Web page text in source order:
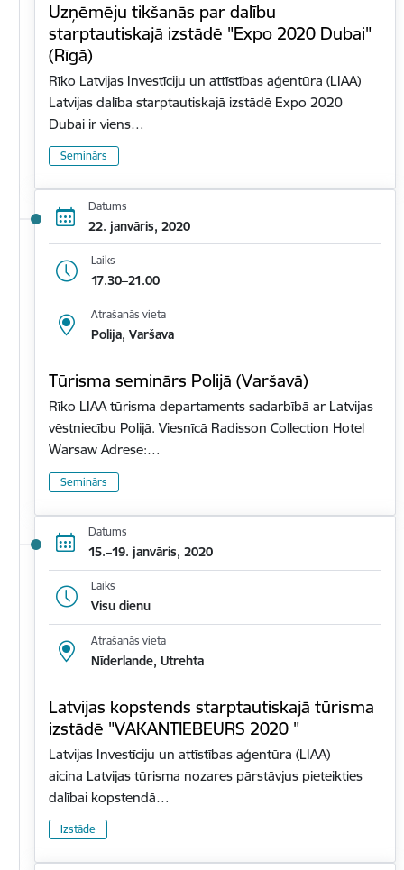
Uzņēmēju tikšanās par dalību
starptautiskajā izstādē "Expo 2020 Dubai"
(Rīgā)
Rīko Latvijas Investīciju un attīstības aģentūra (LIAA)
Latvijas dalība starptautiskajā izstādē Expo 2020
Dubai ir viens…
Seminārs
Datums
22. janvāris, 2020
Laiks
17.30–21.00
Atrašanās vieta
Polija, Varšava
Tūrisma seminārs Polijā (Varšavā)
Rīko LIAA tūrisma departaments sadarbībā ar Latvijas
vēstniecību Polijā. Viesnīcā Radisson Collection Hotel
Warsaw Adrese:…
Seminārs
Datums
15.–19. janvāris, 2020
Laiks
Visu dienu
Atrašanās vieta
Nīderlande, Utrehta
Latvijas kopstends starptautiskajā tūrisma
izstādē "VAKANTIEBEURS 2020 "
Latvijas Investīciju un attīstības aģentūra (LIAA)
aicina Latvijas tūrisma nozares pārstāvjus pieteikties
dalībai kopstendā…
Izstāde